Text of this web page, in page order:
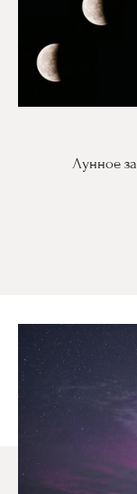
Лунное